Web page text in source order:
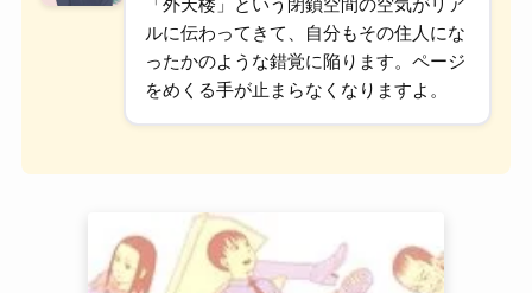
「外天楼」という閉鎖空間の空気がリア
ルに伝わってきて、自分もその住人にな
ったかのような錯覚に陥ります。ページ
をめくる手が止まらなくなりますよ。